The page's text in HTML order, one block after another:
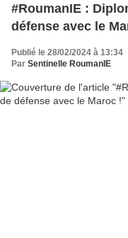
#RoumanIE :
défense avec le
Publié le 28/02/2024 à 13:34
Par Sentinelle RoumanIE